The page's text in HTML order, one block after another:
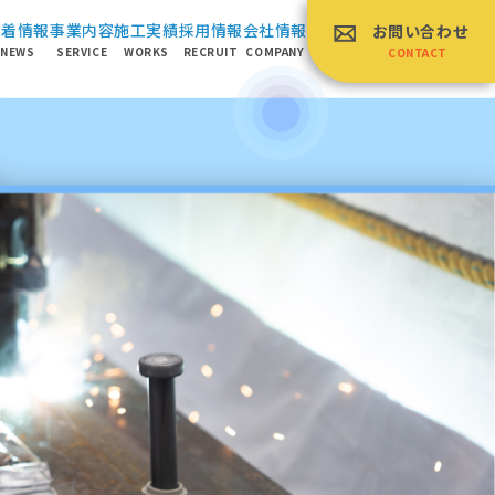
情報
NEWS
事業内容
SERVICE
施⼯実績
WORKS
採⽤情報
RECRUIT
会社情報
COMPANY
お問い合わせ
CONTACT